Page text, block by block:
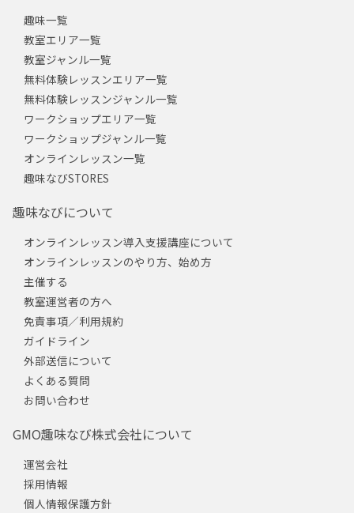
趣味一覧
教室エリア一覧
教室ジャンル一覧
無料体験レッスンエリア一覧
無料体験レッスンジャンル一覧
ワークショップエリア一覧
ワークショップジャンル一覧
オンラインレッスン一覧
趣味なびSTORES
趣味なびについて
オンラインレッスン導入支援講座について
オンラインレッスンのやり方、始め方
主催する
教室運営者の方へ
免責事項／利用規約
ガイドライン
外部送信について
よくある質問
お問い合わせ
GMO趣味なび株式会社について
運営会社
採用情報
個人情報保護方針